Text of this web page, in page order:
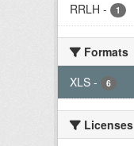
RRLH - 1
Formats
XLS - 6
Licenses